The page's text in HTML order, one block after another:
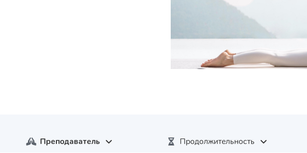
Преподаватель Продолжительность